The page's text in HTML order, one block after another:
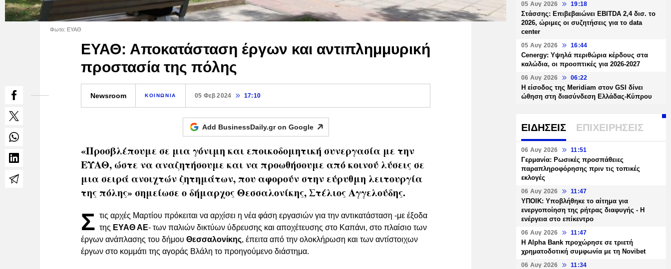
Φωτο: ΕΥΑΘ
ΕΥΑΘ: Αποκατάσταση έργων και αντιπλημμυρική
προστασία της πόλης
Newsroom ΚΟΙΝΩΝΙΑ 05 Φεβ 2024 17:10
Add BusinessDaily.gr on Google
«Προσβλέπουμε σε μια γόνιμη και εποικοδομητική συνεργασία με την
ΕΥΑΘ, ώστε να αναζητήσουμε και να προωθήσουμε από κοινού λύσεις σε
μια σειρά ανοιχτών ζητημάτων, που αφορούν στην εύρυθμη λειτουργία
της πόλης» σημείωσε ο δήμαρχος Θεσσαλονίκης, Στέλιος Αγγελούδης.
Σ τις αρχές Μαρτίου πρόκειται να αρχίσει η νέα φάση εργασιών για την αντικατάσταση -με έξοδα
της ΕΥΑΘ ΑΕ- των παλιών δικτύων ύδρευσης και αποχέτευσης στο Καπάνι, στο πλαίσιο των
έργων ανάπλασης του δήμου Θεσσαλονίκης, έπειτα από την ολοκλήρωση και των αντίστοιχων
έργων στο κομμάτι της αγοράς Βλάλη το προηγούμενο διάστημα.
05 Αυγ 2026 19:18
Στάσσης: Επιβεβαιώνει EBITDA 2,4 δισ. το
2026, ώριμες οι συζητήσεις για το data
center
05 Αυγ 2026 16:44
Cenergy: Υψηλά περιθώρια κέρδους στα
καλώδια, οι προοπτικές για 2026-2027
06 Αυγ 2026 06:22
Η είσοδος της Meridiam στον GSI δίνει
ώθηση στη διασύνδεση Ελλάδας-Κύπρου
ΕΙΔΗΣΕΙΣ ΕΠΙΧΕΙΡΗΣΕΙΣ
06 Αυγ 2026 11:51
Γερμανία: Ρωσικές προσπάθειες
παραπληροφόρησης πριν τις τοπικές
εκλογές
06 Αυγ 2026 11:47
ΥΠΟΙΚ: Υποβλήθηκε το αίτημα για
ενεργοποίηση της ρήτρας διαφυγής - Η
ενέργεια στο επίκεντρο
06 Αυγ 2026 11:47
Η Alpha Bank προχώρησε σε τριετή
χρηματοδοτική συμφωνία με τη Novibet
06 Αυγ 2026 11:34